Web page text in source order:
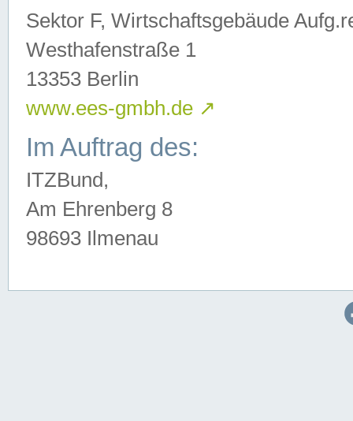
Sektor F, Wirtschaftsgebäude
Westhafenstraße 1
13353 Berlin
www.ees-gmbh.de ↗
Im Auftrag des:
ITZBund,
Am Ehrenberg 8
98693 Ilmenau